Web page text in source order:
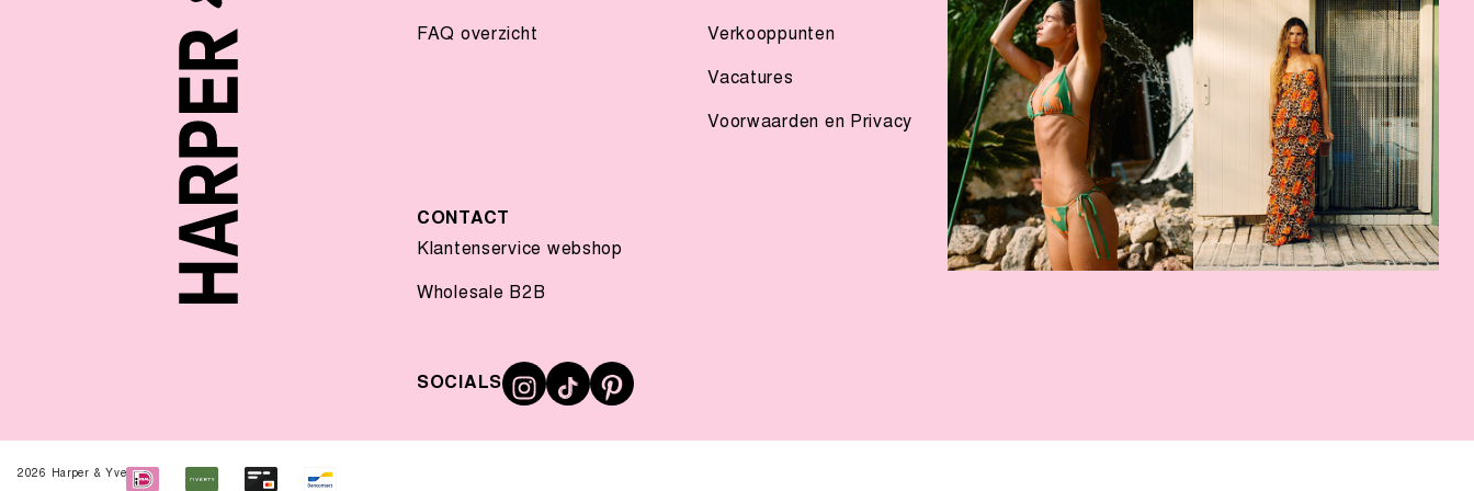
FAQ overzicht Verkooppunten
Vacatures
Voorwaarden en Privacy
CONTACT
Klantenservice webshop
Wholesale B2B
SOCIALS
2026 Harper & Yve